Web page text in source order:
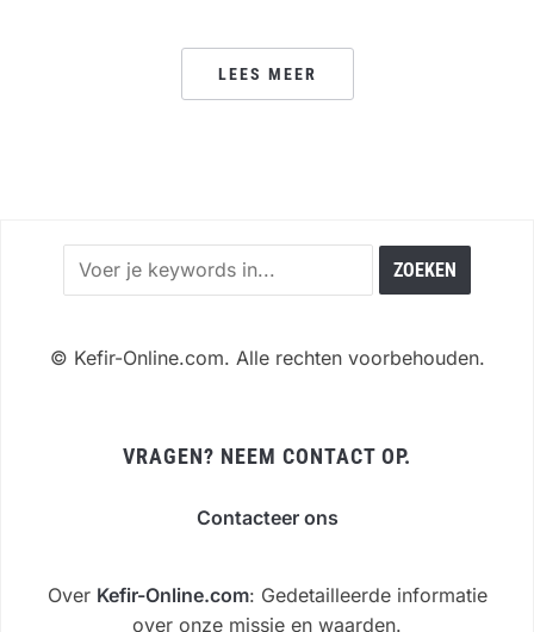
LEES MEER
© Kefir-Online.com. Alle rechten voorbehouden.
VRAGEN? NEEM CONTACT OP.
Contacteer ons
Over Kefir-Online.com: Gedetailleerde informatie
over onze missie en waarden.